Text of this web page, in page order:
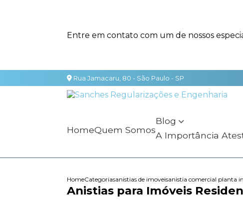
Entre em contato com um de nossos
Rua Jamacaru, 80 - São Paulo - SP
Home Quem Somos
Blog
A Importância
HomeCategoriasanistias de imoveisanistia comercial planta
Anistias para Imóveis